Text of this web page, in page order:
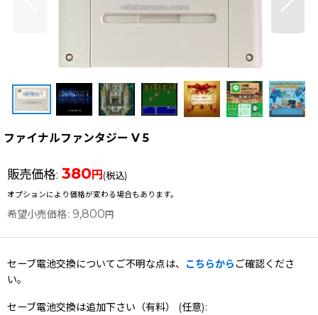
ファイナルファンタジー V 5
販売価格: 380 円 (税込)
オプションにより価格が変わる場合もあります。
希望小売価格: 9,800 円
セーブ電池交換についてご不明な点は、 こちらから ご確認くださ
い。
セーブ電池交換は追加下さい（有料） (任意):